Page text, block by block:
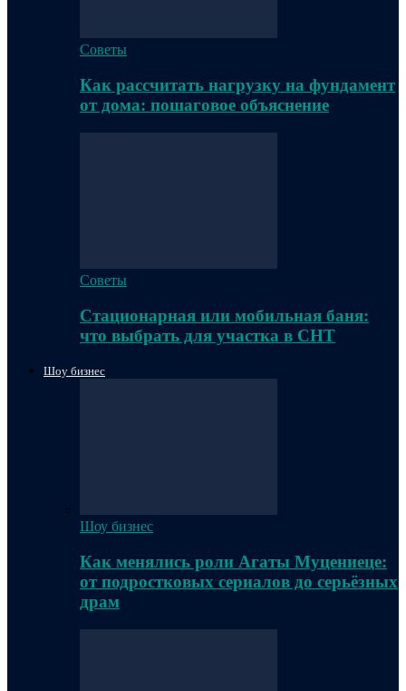
Советы
Как рассчитать нагрузку на фундамент
от дома: пошаговое объяснение
Советы
Стационарная или мобильная баня:
что выбрать для участка в СНТ
Шоу бизнес
Шоу бизнес
Как менялись роли Агаты Муцениеце:
от подростковых сериалов до серьёзных
драм